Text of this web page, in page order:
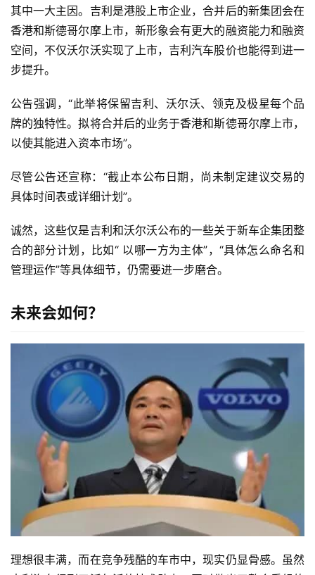
多
内
容
其中一大主因。吉利是港股上市企业，合并后的新集团会在
香港和斯德哥尔摩上市，新形象会有更大的融资能力和融资
空间，不仅沃尔沃实现了上市，吉利汽车股价也能得到进一
步提升。
公告强调，“此举将保留吉利、沃尔沃、领克及极星每个品
牌的独特性。拟将合并后的业务于香港和斯德哥尔摩上市，
以使其能进入资本市场”。
尽管公告还宣称：“截止本公布日期，尚未制定建议交易的
具体时间表或详细计划”。
诚然，这些仅是吉利和沃尔沃公布的一些关于新车企集团整
合的部分计划，比如“ 以哪一方为主体”，“具体怎么命名和
管理运作”等具体细节，仍需要进一步磨合。
未来会如何？
理想很丰满，而在竞争残酷的车市中，现实仍显骨感。虽然